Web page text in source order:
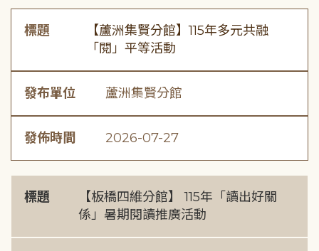
標題
【蘆洲集賢分館】115年多元共融
「閱」平等活動
發布單位 蘆洲集賢分館
發佈時間 2026-07-27
標題
【板橋四維分館】 115年「讀出好關
係」暑期閱讀推廣活動